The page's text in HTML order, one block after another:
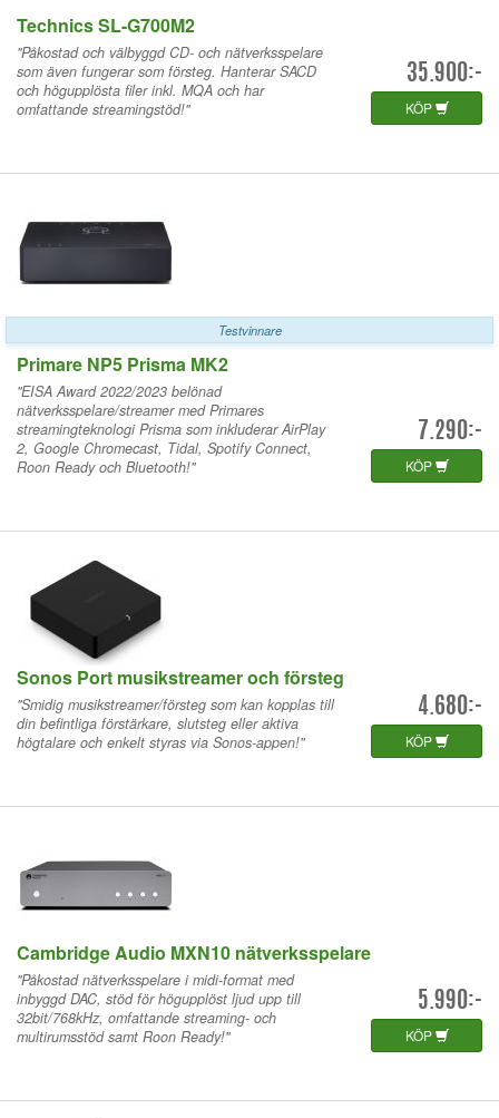
Technics SL-G700M2
35.900:-
KÖP
"Påkostad och välbyggd CD- och nätverksspelare
som även fungerar som försteg. Hanterar SACD
och högupplösta filer inkl. MQA och har
omfattande streamingstöd!"
Testvinnare
Primare NP5 Prisma MK2
7.290:-
KÖP
"EISA Award 2022/2023 belönad
nätverksspelare/streamer med Primares
streamingteknologi Prisma som inkluderar AirPlay
2, Google Chromecast, Tidal, Spotify Connect,
Roon Ready och Bluetooth!"
Sonos Port musikstreamer och försteg
4.680:-
KÖP
"Smidig musikstreamer/försteg som kan kopplas till
din befintliga förstärkare, slutsteg eller aktiva
högtalare och enkelt styras via Sonos-appen!"
Cambridge Audio MXN10 nätverksspelare
5.990:-
KÖP
"Påkostad nätverksspelare i midi-format med
inbyggd DAC, stöd för högupplöst ljud upp till
32bit/768kHz, omfattande streaming- och
multirumsstöd samt Roon Ready!"